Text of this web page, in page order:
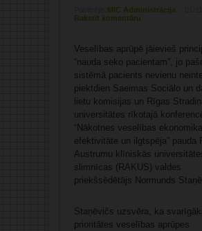
MIC Administrācija
Rakstīt komentāru
Veselības aprūpē jāievieš
“nauda seko pacientam”, jo
sistēmā pacients nevienu
piektdien Saeimas Sociālo un
lietu komisijas un Rīgas
universitātes rīkotajā
“Nākotnes veselības
efektivitāte un ilgtspēja” pauda
Austrumu klīniskās
slimnīcas (RAKUS) valdes
priekšsēdētājs Normunds
Staņēvičs uzsvēra, ka
prioritātes veselības aprūpes